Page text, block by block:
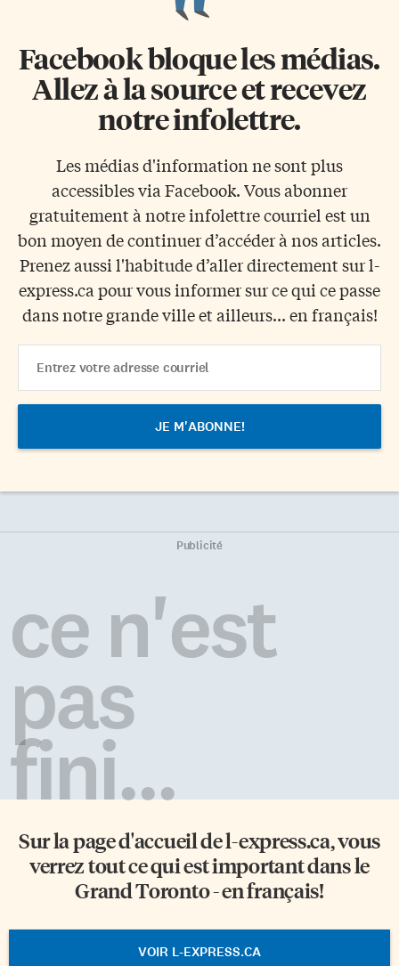
Facebook bloque les médias.
Allez à la source et recevez
notre infolettre.
Les médias d'information ne sont plus
accessibles via Facebook. Vous abonner
gratuitement à notre infolettre courriel est un
bon moyen de continuer d’accéder à nos articles.
Prenez aussi l'habitude d’aller directement sur l-
express.ca pour vous informer sur ce qui ce passe
dans notre grande ville et ailleurs... en français!
Address
Publicité
ce n'est
pas
fini...
Sur la page d'accueil del-express.ca, vous
verrez tout ce qui est important dans le
Grand Toronto - en français!
VOIR L-EXPRESS.CA